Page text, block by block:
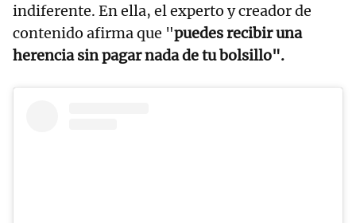
indiferente. En ella, el experto y creador de
contenido afirma que "puedes recibir una
herencia sin pagar nada de tu bolsillo".